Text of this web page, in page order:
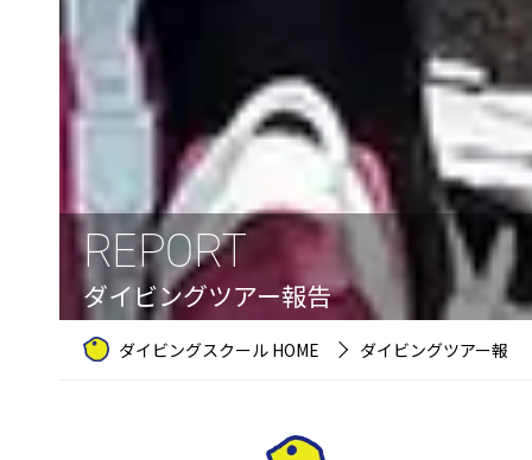
REPORT
ダイビングツアー報告
ダイビングスクール HOME ダイビングツアー報告